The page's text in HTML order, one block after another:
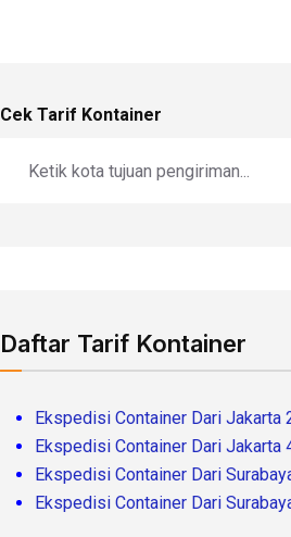
Cek Tarif Kontainer
Daftar Tarif Kontainer
Ekspedisi Container Dari Jakarta
Ekspedisi Container Dari Jakarta
Ekspedisi Container Dari
Ekspedisi Container Dari